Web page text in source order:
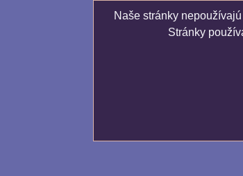
Naše stránky
Stránky